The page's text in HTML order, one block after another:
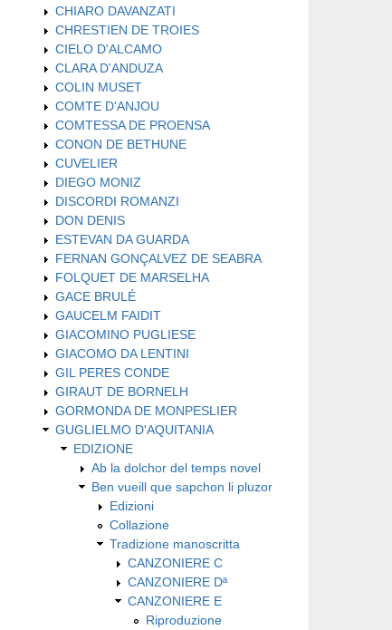
CHIARO DAVANZATI
CHRESTIEN DE TROIES
CIELO D'ALCAMO
CLARA D'ANDUZA
COLIN MUSET
COMTE D'ANJOU
COMTESSA DE PROENSA
CONON DE BETHUNE
CUVELIER
DIEGO MONIZ
DISCORDI ROMANZI
DON DENIS
ESTEVAN DA GUARDA
FERNAN GONÇALVEZ DE SEABRA
FOLQUET DE MARSELHA
GACE BRULÉ
GAUCELM FAIDIT
GIACOMINO PUGLIESE
GIACOMO DA LENTINI
GIL PERES CONDE
GIRAUT DE BORNELH
GORMONDA DE MONPESLIER
GUGLIELMO D'AQUITANIA
EDIZIONE
Ab la dolchor del temps novel
Ben vueill que sapchon li pluzor
Edizioni
Collazione
Tradizione manoscritta
CANZONIERE C
CANZONIERE Dª
CANZONIERE E
Riproduzione